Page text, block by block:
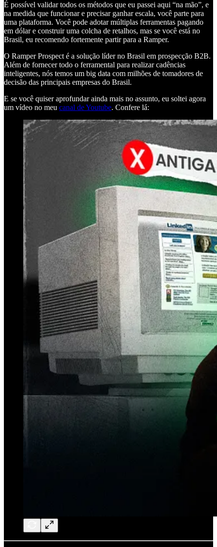
É possível validar todos os métodos que eu passei aqui “na mão”, e
na medida que funcionar e precisar ganhar escala, você parte para
uma plataforma. Você pode adotar múltiplas ferramentas pagando
em dólar e construir uma colcha de retalhos, mas se você está no
Brasil, eu recomendo fortemente partir para a Ramper.
O Ramper Prospect é a solução líder no Brasil em prospecção B2B.
Além de fornecer todo o ferramental para realizar cadências
inteligentes, nós temos um big data com milhões de tomadores de
decisão das principais empresas do Brasil.
E se você quiser aprofundar ainda mais no assunto, eu soltei agora
um vídeo no meu canal de Youtube. Confere lá: